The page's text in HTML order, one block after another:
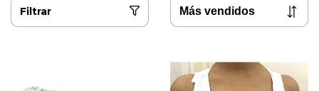
Filtrar